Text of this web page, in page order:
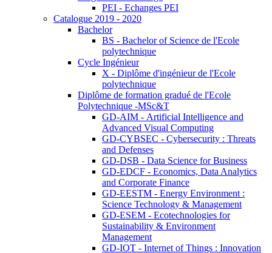
PEI - Echanges PEI
Catalogue 2019 - 2020
Bachelor
BS - Bachelor of Science de l'Ecole
polytechnique
Cycle Ingénieur
X - Diplôme d'ingénieur de l'Ecole
polytechnique
Diplôme de formation gradué de l'Ecole
Polytechnique -MSc&T
GD-AIM - Artificial Intelligence and
Advanced Visual Computing
GD-CYBSEC - Cybersecurity : Threats
and Defenses
GD-DSB - Data Science for Business
GD-EDCF - Economics, Data Analytics
and Corporate Finance
GD-EESTM - Energy Environment :
Science Technology & Management
GD-ESEM - Ecotechnologies for
Sustainability & Environment
Management
GD-IOT - Internet of Things : Innovation